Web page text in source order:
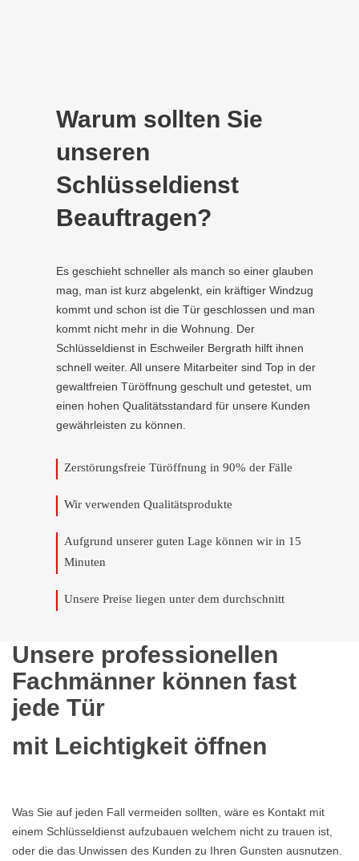
Warum sollten Sie
unseren
Schlüsseldienst
Beauftragen?
Es geschieht schneller als manch so einer glauben
mag, man ist kurz abgelenkt, ein kräftiger Windzug
kommt und schon ist die Tür geschlossen und man
kommt nicht mehr in die Wohnung. Der
Schlüsseldienst in Eschweiler Bergrath hilft ihnen
schnell weiter. All unsere Mitarbeiter sind Top in der
gewaltfreien Türöffnung geschult und getestet, um
einen hohen Qualitätsstandard für unsere Kunden
gewährleisten zu können.
Zerstörungsfreie Türöffnung in 90% der Fälle
Wir verwenden Qualitätsprodukte
Aufgrund unserer guten Lage können wir in 15
Minuten
Unsere Preise liegen unter dem durchschnitt
Unsere professionellen
Fachmänner können fast
jede Tür
mit Leichtigkeit öffnen
Was Sie auf jeden Fall vermeiden sollten, wäre es Kontakt mit
einem Schlüsseldienst aufzubauen welchem nicht zu trauen ist,
oder die das Unwissen des Kunden zu Ihren Gunsten ausnutzen.